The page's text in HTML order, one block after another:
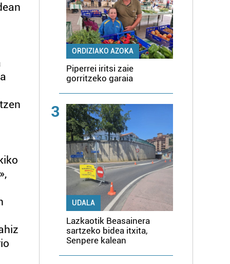
ORDIZIAKO AZOKA
Piperrei iritsi zaie
gorritzeko garaia
3
UDALA
Lazkaotik Beasainera
sartzeko bidea itxita,
Senpere kalean